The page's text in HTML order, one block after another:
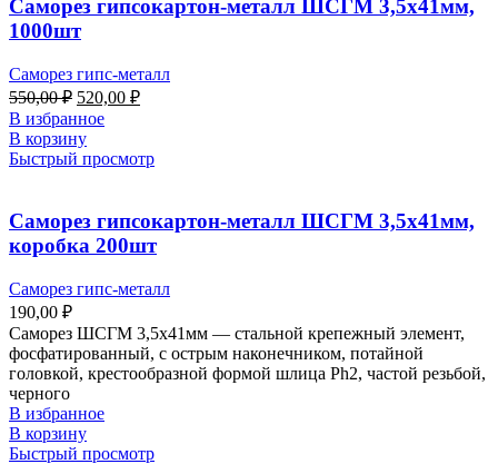
Саморез гипсокартон-металл ШСГМ 3,5х41мм,
1000шт
Саморез гипс-металл
550,00₽ 520,00 ₽
В избранное
В корзину
Быстрый просмотр
Саморез гипсокартон-металл ШСГМ 3,5х41мм,
коробка 200шт
Саморез гипс-металл
190,00 ₽
Саморез ШСГМ 3,5х41мм — стальной крепежный элемент,
фосфатированный, с острым наконечником, потайной
головкой, крестообразной формой шлица Ph2, частой резьбой,
черного
В избранное
В корзину
Быстрый просмотр